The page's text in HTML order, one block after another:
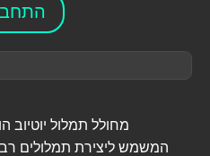
מחולל תמלול יוטיוב
המשמש ליצירת תמלולים